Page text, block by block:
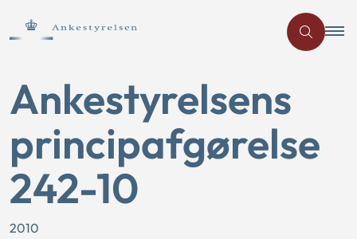
Ankestyrelsens
principafgørelse
242-10
2010